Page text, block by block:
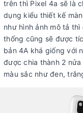
trên thì Pixel 4a sẽ là
dụng kiểu thiết kế
như hình ảnh mô tả
thống cũng sẽ được
bản 4A khá giống với
được chia thành 2
màu sắc như đen,